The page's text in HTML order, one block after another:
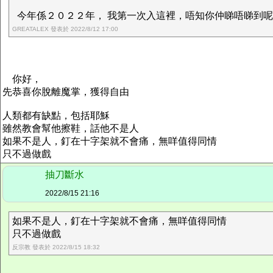
今年係２０２２年， 我第一次入這裡，唔知你仲睇唔睇到
GREATALEX 發表於 2022/8/12 17:00
你好，
先恭喜你脫離魔掌，獲得自由
人類都有缺點，包括耶穌
雖然教會幫他擦鞋，話他不是人
如果不是人，釘在十字架就不會痛，無咩值得同情
只不過做戲
抽刀斷水
2022/8/15 21:16
如果不是人，釘在十字架就不會痛，無咩值得同情
只不過做戲
反宗教 發表於 2022/8/15 18:32